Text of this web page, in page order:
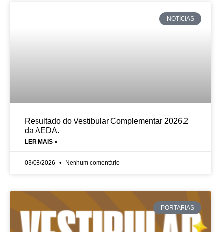
NOTÍCIAS
Resultado do Vestibular Complementar 2026.2
da AEDA.
LER MAIS »
03/08/2026 Nenhum comentário
PORTARIAS